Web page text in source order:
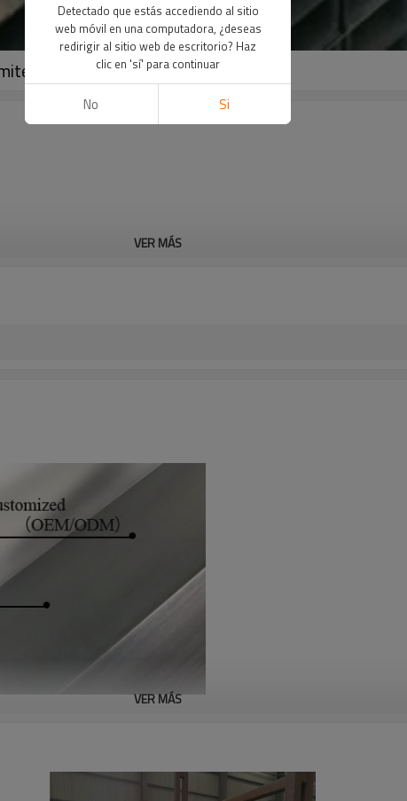
de elasticidad de 50x50
VER MÁS
VER MÁS
Detectado que estás accediendo al sitio
web móvil en una computadora, ¿deseas
redirigir al sitio web de escritorio? Haz
clic en 'sí' para continuar
No Si